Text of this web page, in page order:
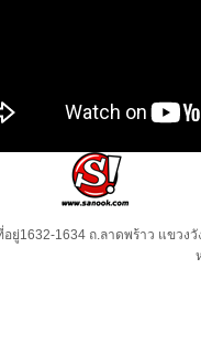
อยู่1632-1634 ถ.ลาดพร้าว แขวง